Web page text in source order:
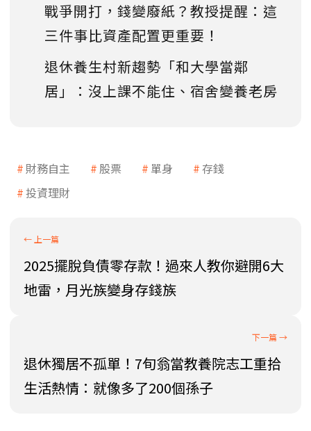
戰爭開打，錢變廢紙？教授提醒：這
三件事比資產配置更重要！
退休養生村新趨勢「和大學當鄰
居」：沒上課不能住、宿舍變養老房
財務自主 股票 單身
存錢
投資理財
2025擺脫負債零存款！過來人教你避開6大
地雷，月光族變身存錢族
退休獨居不孤單！7旬翁當教養院志工重拾
生活熱情：就像多了200個孫子